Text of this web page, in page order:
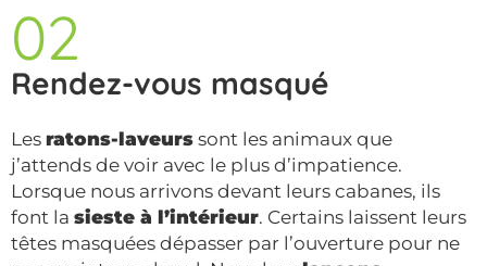
02
Rendez-vous masqué
Les ratons-laveurs sont les animaux que
j’attends de voir avec le plus d’impatience.
Lorsque nous arrivons devant leurs cabanes, ils
font la sieste à l’intérieur. Certains laissent leurs
têtes masquées dépasser par l’ouverture pour ne